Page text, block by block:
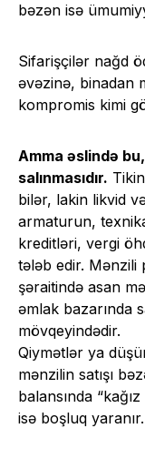
bəzən isə
Sifarişçilər nağd
əvəzinə, binadan
kompromis kimi
Amma əslində
salınmasıdır.
bilər, lakin likvid
armaturun,
kreditləri, vergi
tələb edir.
şəraitində asan
əmlak bazarında
mövqeyindədir.
Qiymətlər ya
mənzilin satışı
balansında
isə boşluq yaranır.